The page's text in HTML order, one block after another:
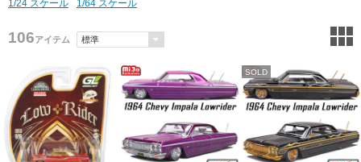
1/24 スケール 1/64 スケール
106アイテム
SOLD